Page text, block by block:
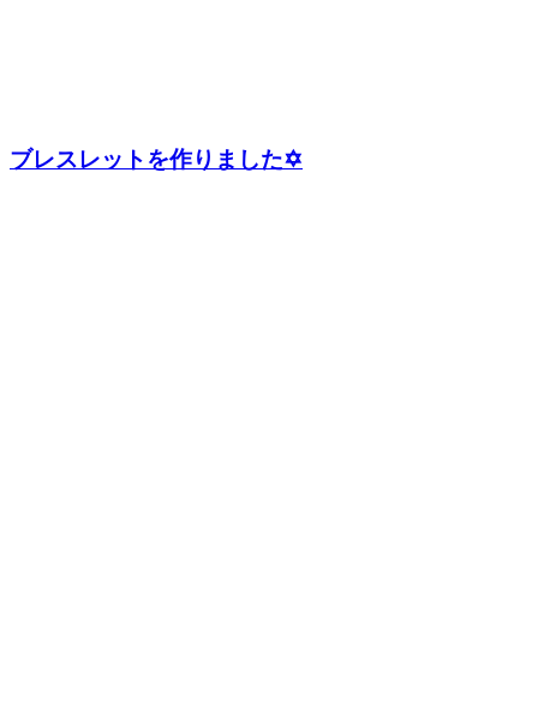
ブレスレットを作りました✡